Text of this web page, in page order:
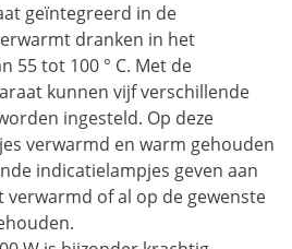
geïntegreerd in de
dranken in het
55 tot 100 ° C. Met de
kunnen vijf verschillende
ingesteld. Op deze
verwarmd en warm gehouden
indicatielampjes geven aan
of al op de gewenste